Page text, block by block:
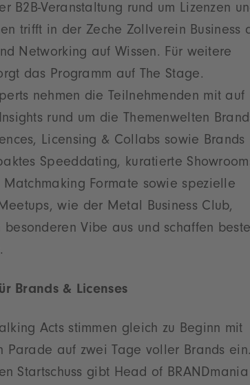
B2B-Veranstaltung rund um Lizenzen
trifft in der Zeche Zollverein Business
Networking auf Wissen. Für weitere
das Programm auf The Stage.
nehmen die Teilnehmenden mit auf
rund um die Themenwelten
Licensing & Collabs sowie Brands
Speeddating, kuratierte
Formate sowie spezielle
wie der Metal Business Club,
besonderen Vibe aus und schaffen
Brands & Licenses
Acts stimmen gleich zu Beginn mit
Parade auf zwei Tage voller Brands
Startschuss gibt Head of BRANDmania